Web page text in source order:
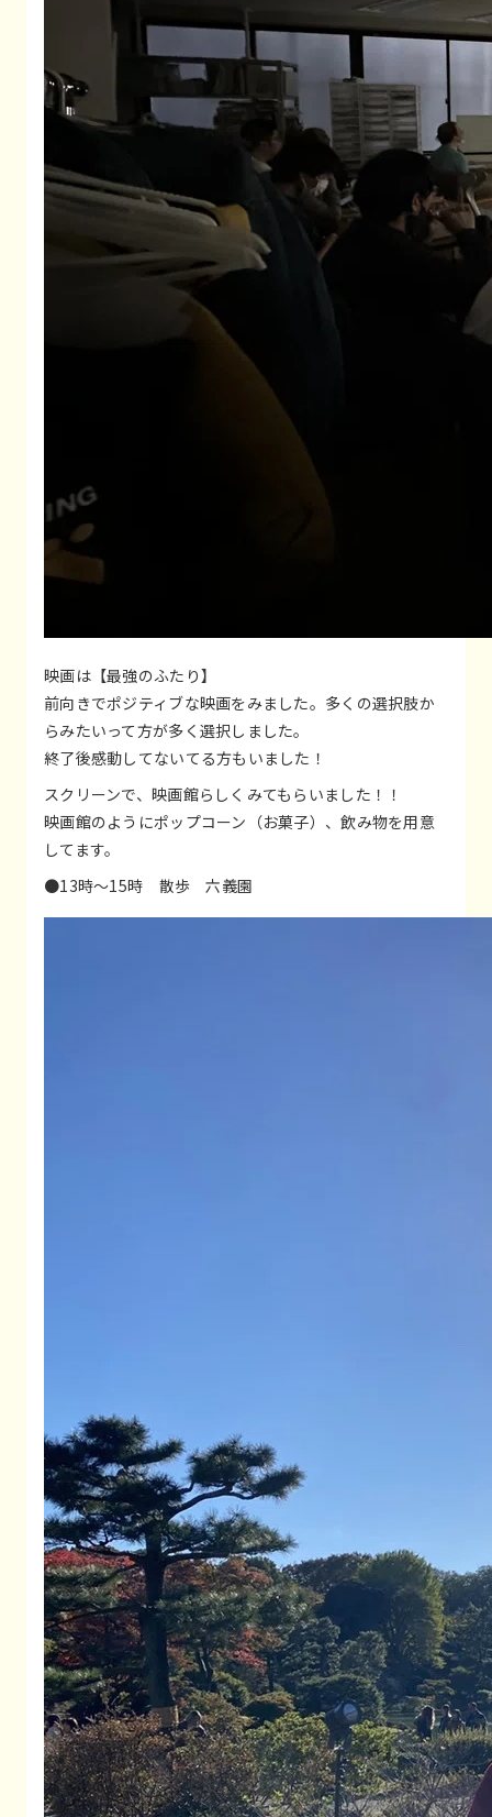
映画は【最強のふたり】
前向きでポジティブな映画をみました。多くの選択肢か
らみたいって方が多く選択しました。
終了後感動してないてる方もいました！
スクリーンで、映画館らしくみてもらいました！！
映画館のようにポップコーン（お菓子）、飲み物を用意
してます。
●13時〜15時 散歩 六義園